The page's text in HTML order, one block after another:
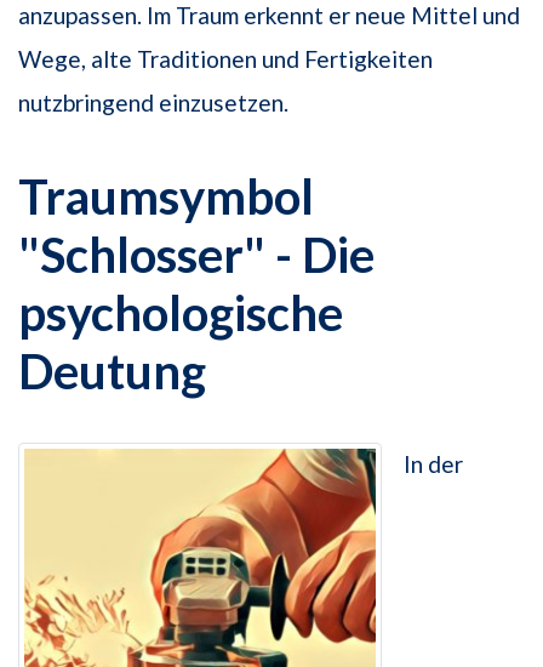
anzupassen. Im Traum erkennt er neue Mittel und
Wege, alte Traditionen und Fertigkeiten
nutzbringend einzusetzen.
Traumsymbol
"Schlosser" - Die
psychologische
Deutung
In der